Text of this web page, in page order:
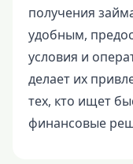
получения
удобным,
условия и
делает их
тех, кто ищет
финансовые